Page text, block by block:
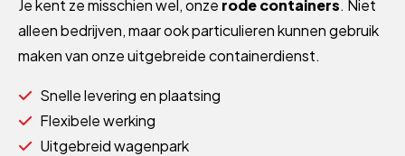
Je kent ze misschien wel, onze rode containers. Niet
alleen bedrijven, maar ook particulieren kunnen gebruik
maken van onze uitgebreide containerdienst.
Snelle levering en plaatsing
Flexibele werking
Uitgebreid wagenpark